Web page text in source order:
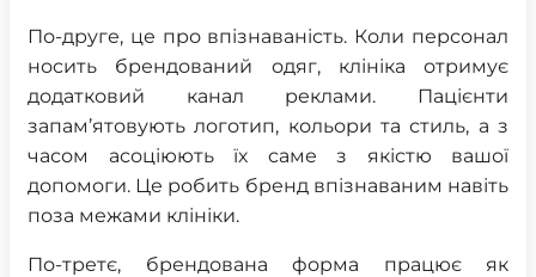
По-друге, це про впізнаваність. Коли персонал
носить брендований одяг, клініка отримує
додатковий канал реклами. Пацієнти
запам’ятовують логотип, кольори та стиль, а з
часом асоціюють їх саме з якістю вашої
допомоги. Це робить бренд впізнаваним навіть
поза межами клініки.
По-третє, брендована форма працює як